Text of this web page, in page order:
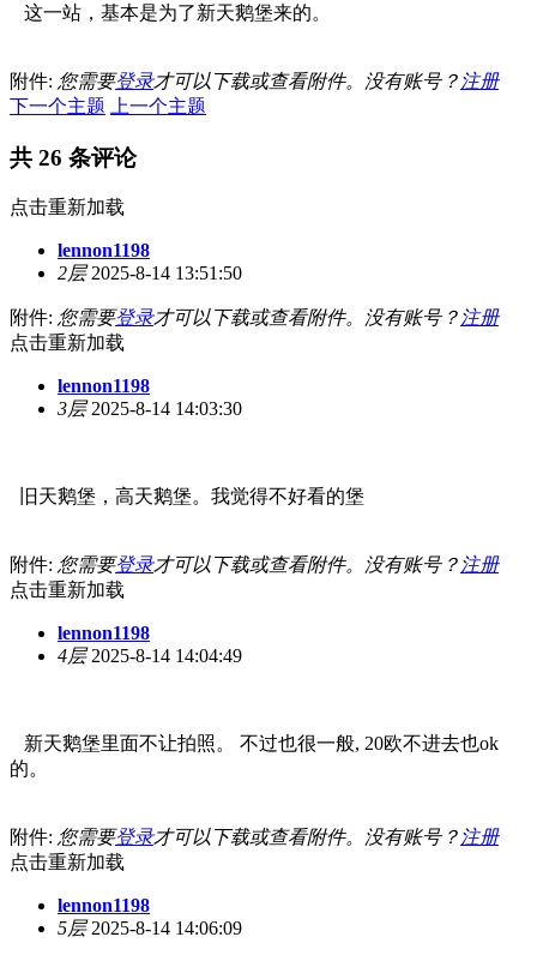
这一站，基本是为了新天鹅堡来的。
附件: 您需要登录才可以下载或查看附件。没有账号？ 注册
下一个主题
上一个主题
共 26 条评论
点击重新加载
lennon1198
2层2025-8-14 13:51:50
附件: 您需要登录才可以下载或查看附件。没有账号？ 注册
点击重新加载
lennon1198
3层2025-8-14 14:03:30
旧天鹅堡，高天鹅堡。我觉得不好看的堡
附件: 您需要登录才可以下载或查看附件。没有账号？ 注册
点击重新加载
lennon1198
4层2025-8-14 14:04:49
新天鹅堡里面不让拍照。 不过也很一般, 20欧不进去也ok
的。
附件: 您需要登录才可以下载或查看附件。没有账号？ 注册
点击重新加载
lennon1198
5层2025-8-14 14:06:09